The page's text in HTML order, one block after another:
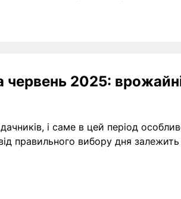
червень 2025:
і саме в цей період
правильного вибору дня